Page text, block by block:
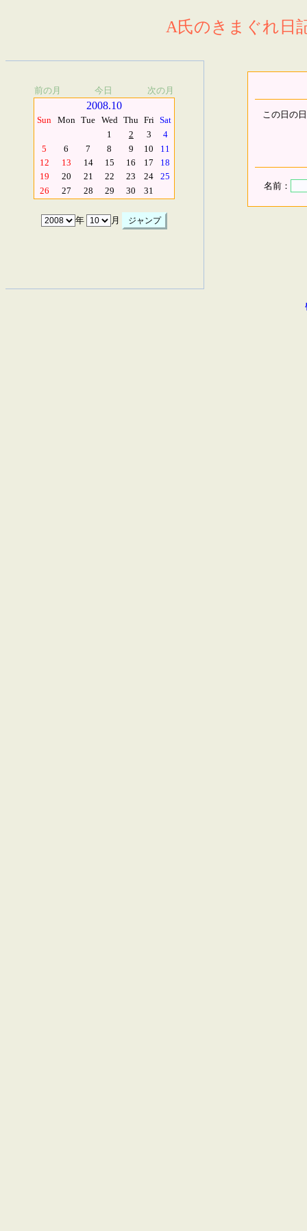
A氏のきまぐれ日
前の月 今日 次の月
2008.10
Sun Mon Tue Wed Thu Fri Sat
1
2 3
4
5
6 7 8 9 10
11
12
13 14 15 16 17
18
19
20 21 22 23 24
25
26
27 28 29 30 31
年 月
この日の
名前：